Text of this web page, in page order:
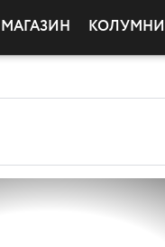
МАГАЗИН КОЛУМНИ